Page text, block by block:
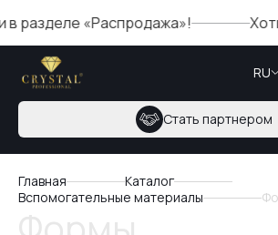
«Распродажа»! Хотите
RU
Стать партнером
Главная
Каталог
Вспомогательные материалы